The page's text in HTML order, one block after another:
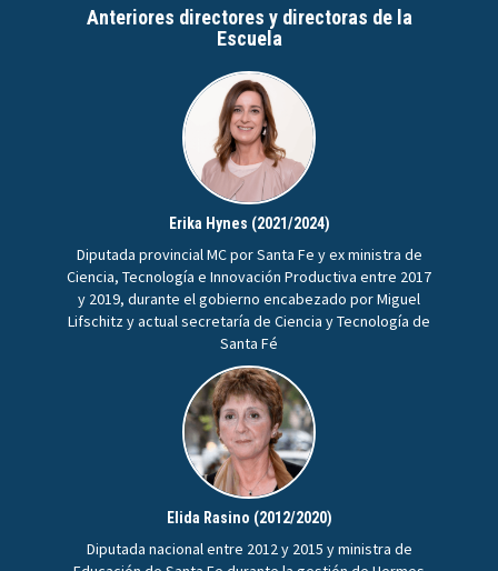
Anteriores directores y directoras de la
Escuela
Erika Hynes (2021/2024)
Diputada provincial MC por Santa Fe y ex ministra de
Ciencia, Tecnología e Innovación Productiva entre 2017
y 2019, durante el gobierno encabezado por Miguel
Lifschitz y actual secretaría de Ciencia y Tecnología de
Santa Fé
Elida Rasino (2012/2020)
Diputada nacional entre 2012 y 2015 y ministra de